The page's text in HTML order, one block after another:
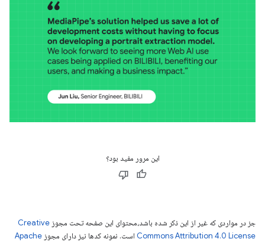
این مرور مفید بود؟
جز در مواردی که غیر از این ذکر شده باشد،‌محتوای این صفحه تحت مجوز Creative
Commons Attribution 4.0 License است. نمونه کدها نیز دارای مجوز Apache